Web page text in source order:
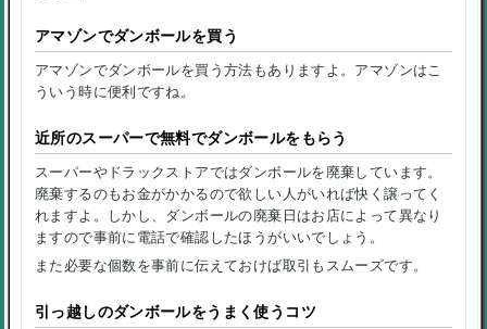
アマゾンでダンボールを買う
アマゾンでダンボールを買う方法もありますよ。アマゾンはこ
ういう時に便利ですね。
近所のスーパーで無料でダンボールをもらう
スーパーやドラックストアではダンボールを廃棄しています。
廃棄するのもお金がかかるので欲しい人がいれば快く譲ってく
れますよ。しかし、ダンボールの廃棄日はお店によって異なり
ますので事前に電話で確認したほうがいいでしょう。
また必要な個数を事前に伝えておけば取引もスムーズです。
引っ越しのダンボールをうまく使うコツ